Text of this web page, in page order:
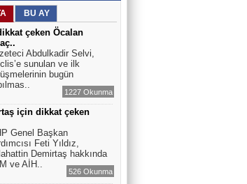
BU AY
çeken Öcalan
Abdulkadir Selvi,
sunulan ve ilk
bugün
1227 Okunma
için dikkat çeken
Genel Başkan
Feti Yıldız,
Demirtaş hakkında
ve AİH..
526 Okunma